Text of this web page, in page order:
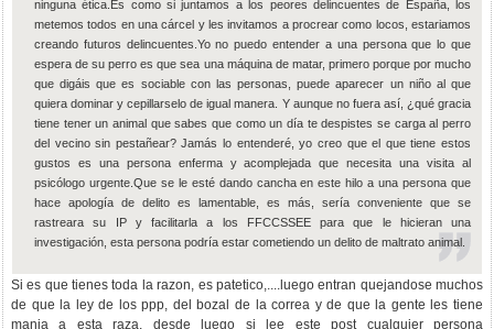
ninguna ética.Es como si juntamos a los peores delincuentes de España, los
metemos todos en una cárcel y les invitamos a procrear como locos, estariamos
creando futuros delincuentes.Yo no puedo entender a una persona que lo que
espera de su perro es que sea una máquina de matar, primero porque por mucho
que digáis que es sociable con las personas, puede aparecer un niño al que
quiera dominar y cepillarselo de igual manera. Y aunque no fuera así, ¿qué gracia
tiene tener un animal que sabes que como un día te despistes se carga al perro
del vecino sin pestañear? Jamás lo entenderé, yo creo que el que tiene estos
gustos es una persona enferma y acomplejada que necesita una visita al
psicólogo urgente.Que se le esté dando cancha en este hilo a una persona que
hace apología de delito es lamentable, es más, sería conveniente que se
rastreara su IP y facilitarla a los FFCCSSEE para que le hicieran una
investigación, esta persona podría estar cometiendo un delito de maltrato animal.
Si es que tienes toda la razon, es patetico,....luego entran quejandose muchos
de que la ley de los ppp, del bozal de la correa y de que la gente les tiene
mania a esta raza, desde luego si lee este post cualquier persona